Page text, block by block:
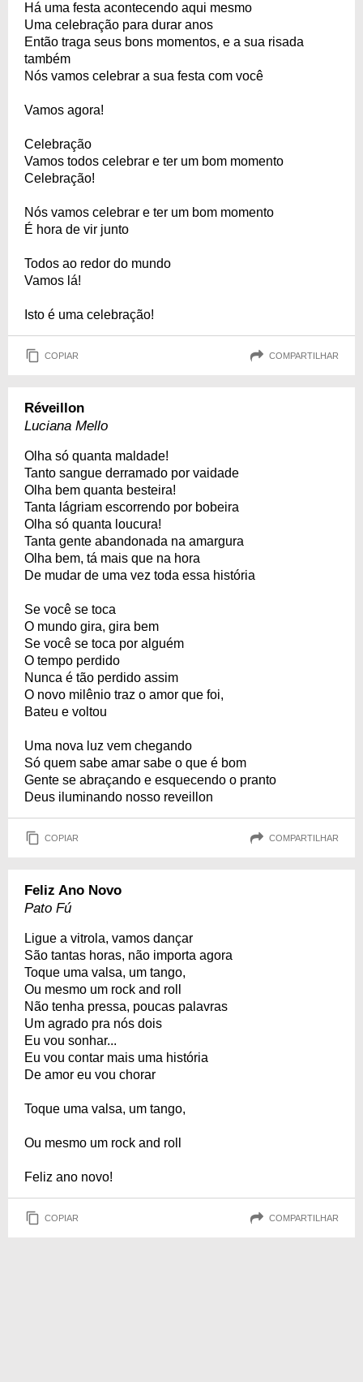
Há uma festa acontecendo aqui mesmo
Uma celebração para durar anos
Então traga seus bons momentos, e a sua risada
também
Nós vamos celebrar a sua festa com você
Vamos agora!
Celebração
Vamos todos celebrar e ter um bom momento
Celebração!
Nós vamos celebrar e ter um bom momento
É hora de vir junto
Todos ao redor do mundo
Vamos lá!
Isto é uma celebração!
COPIAR COMPARTILHAR
Réveillon
Luciana Mello
Olha só quanta maldade!
Tanto sangue derramado por vaidade
Olha bem quanta besteira!
Tanta lágriam escorrendo por bobeira
Olha só quanta loucura!
Tanta gente abandonada na amargura
Olha bem, tá mais que na hora
De mudar de uma vez toda essa história
Se você se toca
O mundo gira, gira bem
Se você se toca por alguém
O tempo perdido
Nunca é tão perdido assim
O novo milênio traz o amor que foi,
Bateu e voltou
Uma nova luz vem chegando
Só quem sabe amar sabe o que é bom
Gente se abraçando e esquecendo o pranto
Deus iluminando nosso reveillon
COPIAR COMPARTILHAR
Feliz Ano Novo
Pato Fú
Ligue a vitrola, vamos dançar
São tantas horas, não importa agora
Toque uma valsa, um tango,
Ou mesmo um rock and roll
Não tenha pressa, poucas palavras
Um agrado pra nós dois
Eu vou sonhar...
Eu vou contar mais uma história
De amor eu vou chorar
Toque uma valsa, um tango,
Ou mesmo um rock and roll
Feliz ano novo!
COPIAR COMPARTILHAR